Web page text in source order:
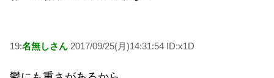
19:名無しさん 2017/09/25(月)14:31:54 ID:x1D